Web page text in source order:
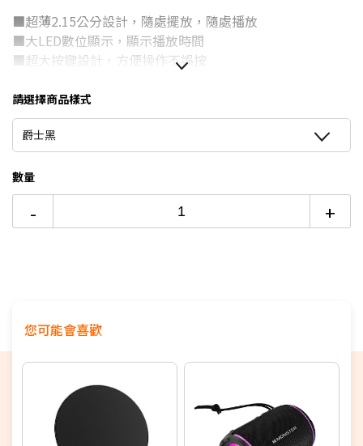
12期
24期
$56
$28
18家銀行/業者
■超薄2.15公分設計，隨處擺放，隨處播放
■大LED數位顯示，顯示播放時間
■超大按鍵設計，方便操作不誤按
■內建AM/FM Radio功能，具伸縮天線
■具備前後選曲及暫停鍵，方便控制播放
■內置可換鋰電，方便攜帶外出播放
■內置LINE-IN接口可外接mp3、筆電等音源
請選擇商品樣式
爵士黑
數量
- +
您可能會喜歡